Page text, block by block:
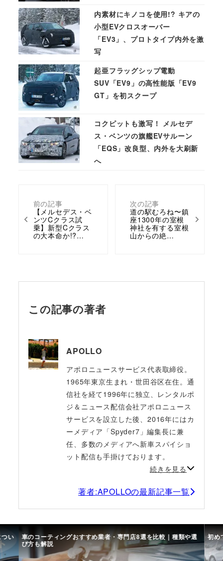
前の記事
【メルセデス・ベ
ンツCクラス試
乗】新型Cクラス
の大本命か!?…
次の記事
道の駅むろね〜鎮
座1300年の室根
神社を有する室根
山からの絶…
内素材にキノコを使用!? キアの
小型EVクロスオーバー
「EV3」、プロトタイプ内外を激
写
起亜フラッグシップ電動
SUV「EV9」の高性能版「EV9
GT」を初スクープ
コクピットも激写！ メルセデ
ス・ベンツの旗艦EVサルーン
「EQS」改良型、内外を大刷新
へ
この記事の著者
APOLLO
アポロニュースサービス代表取締役。
1965年東京生まれ・世田谷区在住。通
信社を経て1996年に独立、レンタルポ
ジ＆ニュース配信会社アポロニュース
サービスを設立した後、2016年にはカ
ーメディア「Spyder7」編集長に兼
任、多数のメディアへ新車スパイショ
ット配信も手掛けております。
続きを見る
著者:APOLLOの最新記事一覧
い 車のコーティングおすすめ業者・専門店8選を比較｜種類や選
び方も解説
初め